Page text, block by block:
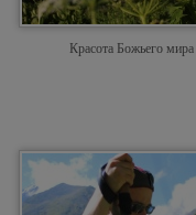
Красота Божьего мира